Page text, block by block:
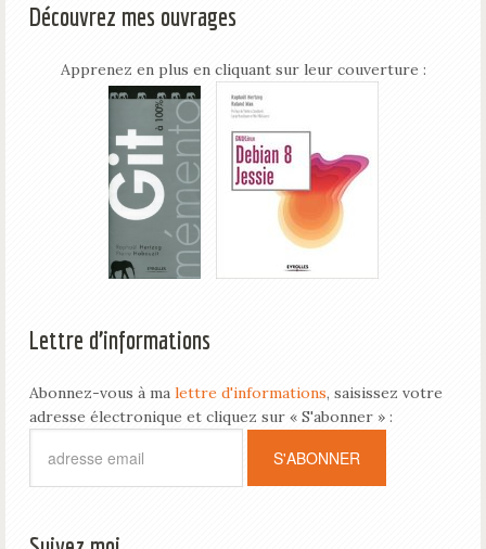
Découvrez mes ouvrages
Apprenez en plus en cliquant sur leur couverture :
Lettre d’informations
Abonnez-vous à ma lettre d'informations, saisissez votre
adresse électronique et cliquez sur « S'abonner » :